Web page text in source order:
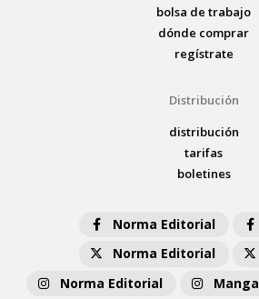
bolsa de trabajo
dónde comprar
regístrate
Distribución
distribución
tarifas
boletines
Norma Editorial
Norma Editorial
Norma Editorial
Manga